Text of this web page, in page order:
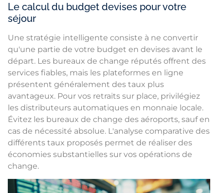
Le calcul du budget devises pour votre
séjour
Une stratégie intelligente consiste à ne convertir
qu'une partie de votre budget en devises avant le
départ. Les bureaux de change réputés offrent des
services fiables, mais les plateformes en ligne
présentent généralement des taux plus
avantageux. Pour vos retraits sur place, privilégiez
les distributeurs automatiques en monnaie locale.
Évitez les bureaux de change des aéroports, sauf en
cas de nécessité absolue. L'analyse comparative des
différents taux proposés permet de réaliser des
économies substantielles sur vos opérations de
change.